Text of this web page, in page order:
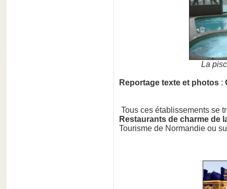
La
Reportage texte et photos :
Tous ces établissements se
Restaurants de charme de
Tourisme de Normandie ou